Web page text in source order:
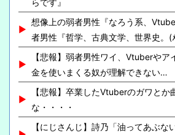
想像上の弱者男性『なろう系、
者男性『哲学、古典文学、世界史。(ﾒ
【悲報】弱者男性ワイ、Vtuberやア
金を使いまくる奴が理解できない…
【悲報】卒業したVtuberのガワとか
な・・・・
【にじさんじ】詩乃「油ってあぶな